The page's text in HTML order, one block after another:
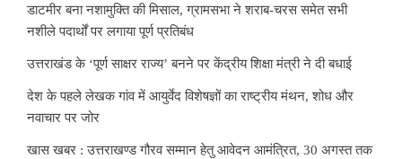
डाटमीर बना नशामुक्ति की मिसाल, ग्रामसभा ने शराब-चरस समेत सभी
नशीले पदार्थों पर लगाया पूर्ण प्रतिबंध
उत्तराखंड के ‘पूर्ण साक्षर राज्य’ बनने पर केंद्रीय शिक्षा मंत्री ने दी बधाई
देश के पहले लेखक गांव में आयुर्वेद विशेषज्ञों का राष्ट्रीय मंथन, शोध और
नवाचार पर जोर
खास खबर : उत्तराखण्ड गौरव सम्मान हेतु आवेदन आमंत्रित, 30 अगस्त तक